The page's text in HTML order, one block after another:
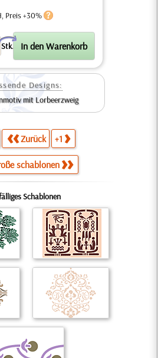
Preis +30%
Stk.
Designs:
mit Lorbeerzweig
Zurück +1
schablonen
Schablonen